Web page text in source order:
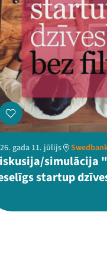
gada 11. jūlijs
simulācija
startup